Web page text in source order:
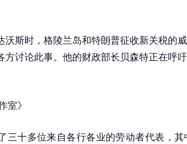
沃斯时，格陵兰岛和特朗普征收新关税的
方讨论此事。他的财政部长贝森特正在呼
室》
三十多位来自各行各业的劳动者代表，